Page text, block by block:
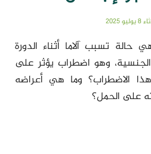
2025
حالة تسبب آلاما أثناء الدورة
وهو اضطراب يؤثر على
الاضطراب؟ وما هي أعراضه
على الحمل؟